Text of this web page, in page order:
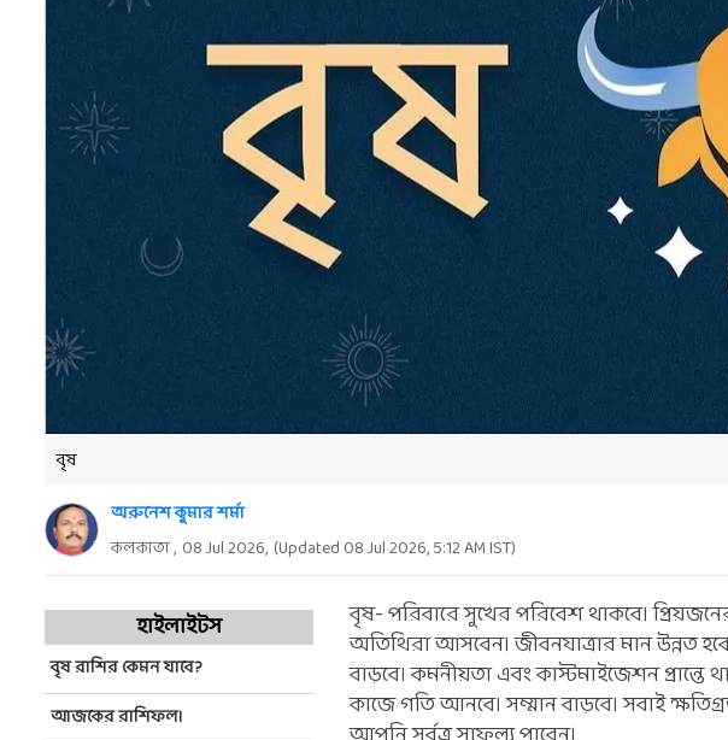
বৃষ
অরুনেশ কুমার শর্মা
কলকাতা , 08 Jul 2026, (Updated 08 Jul 2026, 5:12 AMIST)
হাইলাইটস
বৃষ রাশির কেমন যাবে?
আজকের রাশিফল।
বৃষ- পরিবারে সুখের পরিবেশ থাকবে।
অতিথিরা আসবেন। জীবনযাত্রার মান উন্নত
বাড়বে। কমনীয়তা এবং কাস্টমাইজেশন প্রান্তে
কাজে গতি আনবে। সম্মান বাড়বে। সবাই